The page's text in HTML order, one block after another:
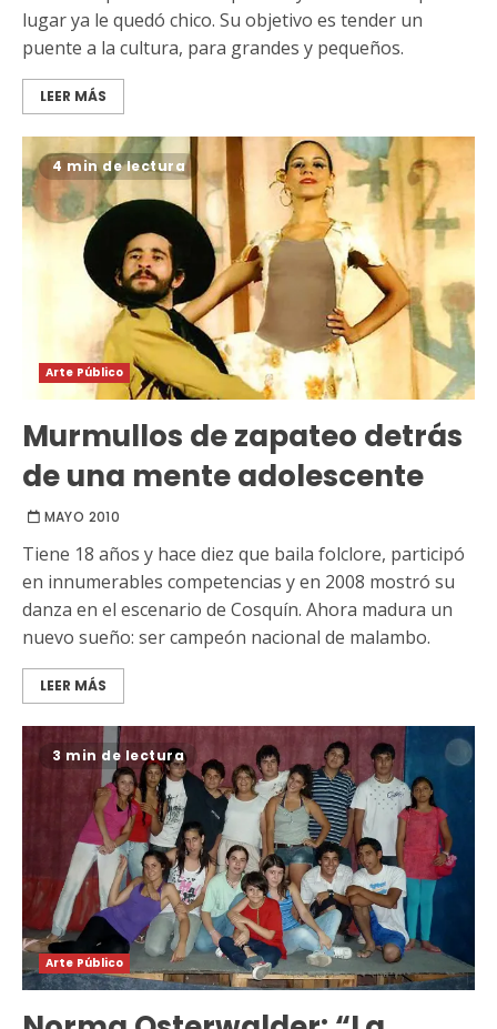
lugar ya le quedó chico. Su objetivo es tender un
puente a la cultura, para grandes y pequeños.
LEER MÁS
4 min de lectura
Arte Público
Murmullos de zapateo detrás
de una mente adolescente
MAYO 2010
Tiene 18 años y hace diez que baila folclore, participó
en innumerables competencias y en 2008 mostró su
danza en el escenario de Cosquín. Ahora madura un
nuevo sueño: ser campeón nacional de malambo.
LEER MÁS
3 min de lectura
Arte Público